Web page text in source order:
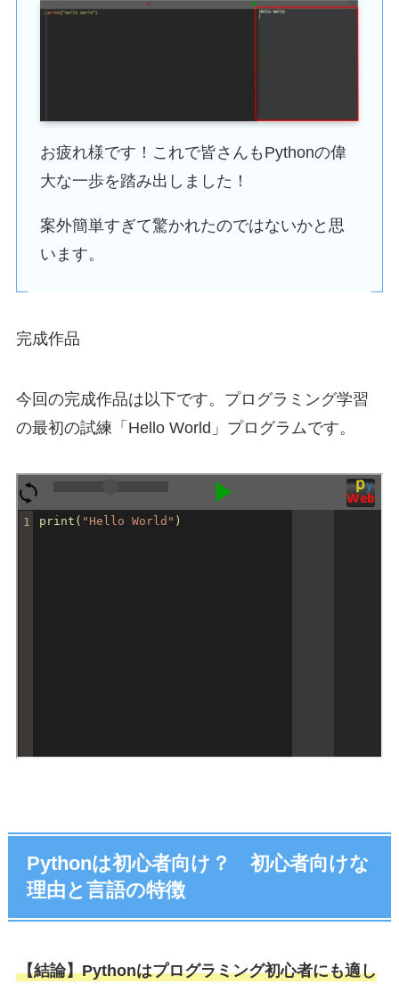
お疲れ様です！これで皆さんもPythonの偉
大な一歩を踏み出しました！
案外簡単すぎて驚かれたのではないかと思
います。
完成作品
今回の完成作品は以下です。プログラミング学習
の最初の試練「Hello World」プログラムです。
Pythonは初心者向け？ 初心者向けな
理由と言語の特徴
【結論】Pythonはプログラミング初心者にも適し